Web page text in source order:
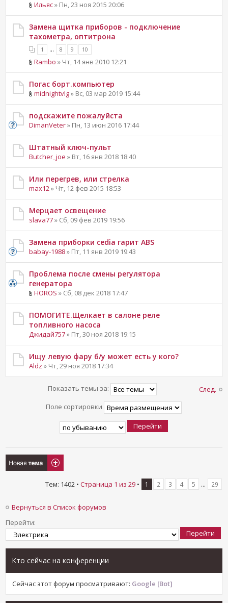
Ильяс» Пн, 23 ноя 2015 20:06
Замена щитка приборов - подключение
тахометра, оптитрона
1 ... 8 9 10
Rambo » Чт, 14 янв 2010 12:21
Погас борт.компьютер
midnightvlg» Вс, 03 мар 2019 15:44
подскажите пожалуйста
DimanVeter» Пн, 13 июн 2016 17:44
Штатный ключ-пульт
Butcher_joe » Вт, 16 янв 2018 18:40
Или перегрев, или стрелка
max12 » Чт, 12 фев 2015 18:53
Мерцает освещение
slava77» Сб, 09 фев 2019 19:56
Замена приборки cedia гарит ABS
babay-1988» Пт, 11 янв 2019 19:43
Проблема после смены регулятора
генератора
HOROS » Сб, 08 дек 2018 17:47
ПОМОГИТЕ.Щелкает в салоне реле
топливного насоса
Джидай757» Пт, 30 ноя 2018 19:15
Ищу левую фару б/у может есть у кого?
Aldz » Чт, 29 ноя 2018 17:34
След.
Показать темы за:
Поле сортировки
Новая тема
Тем: 1402 • Страница 1 из 29• 1 2 3 4 5 ... 29
Вернуться в Список форумов
Перейти:
Кто сейчас на конференции
Сейчас этот форум просматривают: Google [Bot]